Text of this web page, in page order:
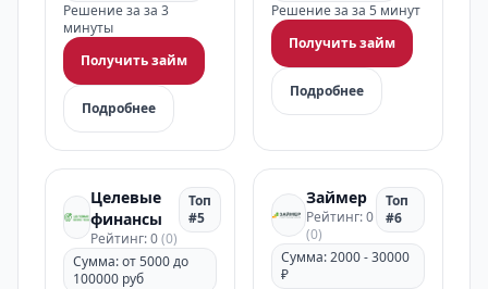
Решение за за 3
минуты
Получить займ
Подробнее
Решение за за 5 минут
Получить займ
Подробнее
Целевые
финансы
Рейтинг: 0(0)
Топ
#5
Сумма: от 5000 до
100000 руб
Займер
Рейтинг: 0
(0)
Топ
#6
Сумма: 2000 - 30000
₽